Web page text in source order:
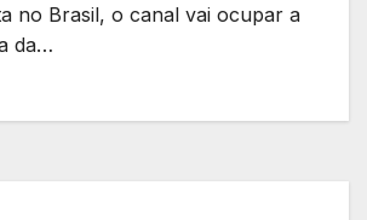
no Brasil, o canal vai ocupar a
da…